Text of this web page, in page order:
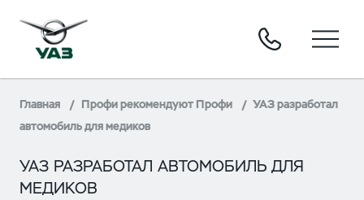
Главная Профи рекомендуют Профи
УАЗ разработал
автомобиль для медиков
УАЗ РАЗРАБОТАЛ АВТОМОБИЛЬ ДЛЯ
МЕДИКОВ